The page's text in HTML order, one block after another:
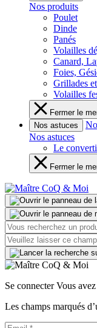
Nos produits
Poulet
Dinde
Panés
Volailles
Canard,
Foies,
Grillades
Volailles
Fermer le
Nos astuces
Nos astuces
Le
Fermer le
Se connecter Vous
Les champs marqués